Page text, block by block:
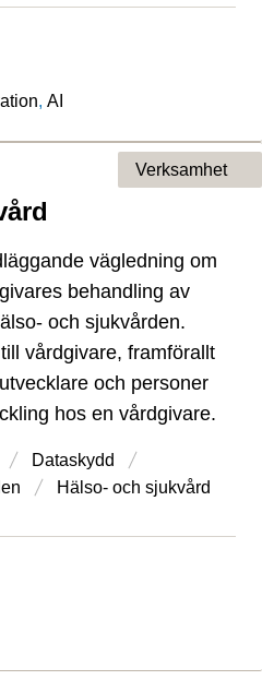
, AI
Verksamhet
vägledning om
behandling av
och sjukvården.
vårdgivare, framförallt
och personer
hos en vårdgivare.
Dataskydd
Hälso- och sjukvård